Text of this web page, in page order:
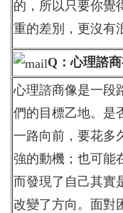
的，所以只要你覺
重的差別，更沒有
Q：心理諮
心理諮商像是一段
們的目標乙地。是
一路向前，要花多
強的動機；也可能
而發現了自己其實
改變了方向。面對